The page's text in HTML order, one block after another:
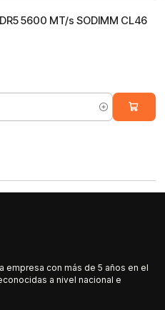
5600 MT/s SODIMM CL46
empresa con más de 5 años en el
a nivel nacional e